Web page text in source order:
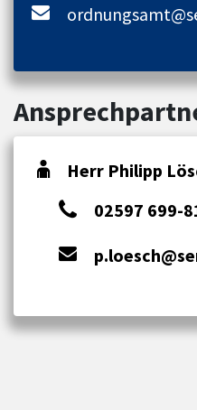
Herr Philipp
02597 699-